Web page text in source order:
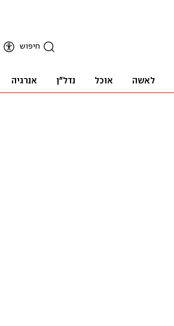
חיפוש
לאשה אוכל נדל"ן אנרגיה